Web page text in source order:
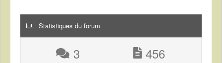
Statistiques du forum
3 456